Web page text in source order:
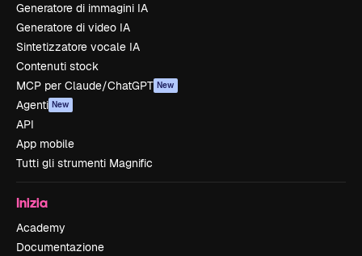
Generatore di immagini IA
Generatore di video IA
Sintetizzatore vocale IA
Contenuti stock
MCP per Claude/ChatGPT New
Agenti New
API
App mobile
Tutti gli strumenti Magnific
Inizia
Academy
Documentazione